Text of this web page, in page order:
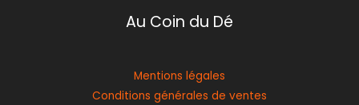
Au Coin du Dé
Mentions légales
Conditions générales de ventes